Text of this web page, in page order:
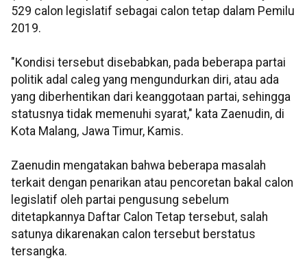
529 calon legislatif sebagai calon tetap dalam Pemilu
2019.
"Kondisi tersebut disebabkan, pada beberapa partai
politik adal caleg yang mengundurkan diri, atau ada
yang diberhentikan dari keanggotaan partai, sehingga
statusnya tidak memenuhi syarat," kata Zaenudin, di
Kota Malang, Jawa Timur, Kamis.
Zaenudin mengatakan bahwa beberapa masalah
terkait dengan penarikan atau pencoretan bakal calon
legislatif oleh partai pengusung sebelum
ditetapkannya Daftar Calon Tetap tersebut, salah
satunya dikarenakan calon tersebut berstatus
tersangka.